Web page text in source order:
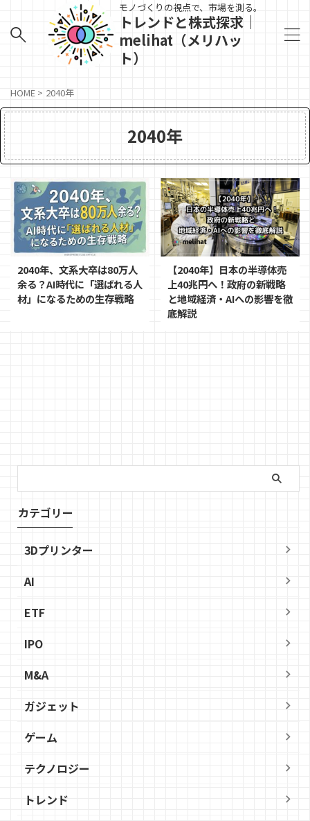
モノづくりの視点で、市場を測る。
トレンドと株式探求｜
melihat（メリハッ
ト）
HOME > 2040年
2040年
2040年、文系大卒は80万人
余る？AI時代に「選ばれる人
材」になるための生存戦略
【2040年】日本の半導体売
上40兆円へ！政府の新戦略
と地域経済・AIへの影響を徹
底解説
カテゴリー
3Dプリンター
AI
ETF
IPO
M&A
ガジェット
ゲーム
テクノロジー
トレンド